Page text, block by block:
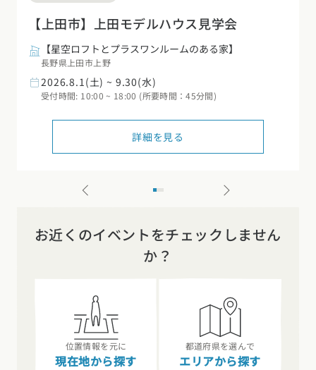
【上田市】上田モデルハウス見学会
【星空ロフトとプラスワンルームのある家】
長野県上田市上野
2026.8.1(土) ~ 9.30(水)
受付時間: 10:00 ~ 18:00 (所要時間：45分間)
詳細を見る
お近くのイベントをチェックしません
か？
位置情報を元に
現在地から探す
都道府県を選んで
エリアから探す